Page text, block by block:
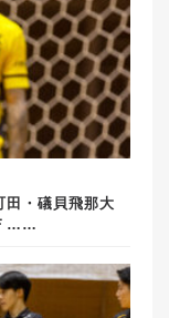
田・礒貝飛那大
……